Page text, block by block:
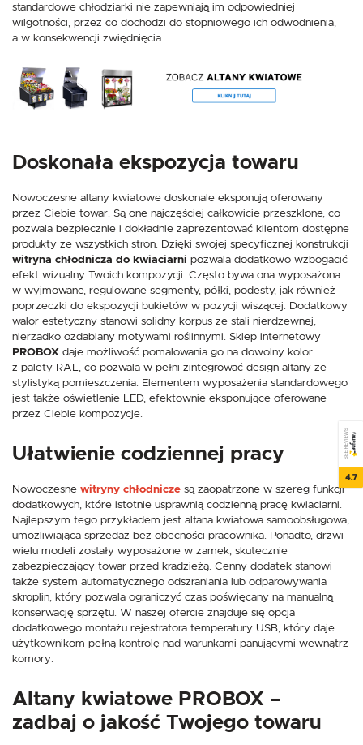
standardowe chłodziarki nie zapewniają im odpowiedniej
wilgotności, przez co dochodzi do stopniowego ich odwodnienia,
a w konsekwencji zwiędnięcia.
Doskonała ekspozycja towaru
Nowoczesne altany kwiatowe doskonale eksponują oferowany
przez Ciebie towar. Są one najczęściej całkowicie przeszklone, co
pozwala bezpiecznie i dokładnie zaprezentować klientom dostępne
produkty ze wszystkich stron. Dzięki swojej specyficznej konstrukcji
witryna chłodnicza do kwiaciarni pozwala dodatkowo wzbogacić
efekt wizualny Twoich kompozycji. Często bywa ona wyposażona
w wyjmowane, regulowane segmenty, półki, podesty, jak również
poprzeczki do ekspozycji bukietów w pozycji wiszącej. Dodatkowy
walor estetyczny stanowi solidny korpus ze stali nierdzewnej,
nierzadko ozdabiany motywami roślinnymi. Sklep internetowy
PROBOX daje możliwość pomalowania go na dowolny kolor
z palety RAL, co pozwala w pełni zintegrować design altany ze
stylistyką pomieszczenia. Elementem wyposażenia standardowego
jest także oświetlenie LED, efektownie eksponujące oferowane
przez Ciebie kompozycje.
Ułatwienie codziennej pracy
Nowoczesne witryny chłodnicze są zaopatrzone w szereg funkcji
dodatkowych, które istotnie usprawnią codzienną pracę kwiaciarni.
Najlepszym tego przykładem jest altana kwiatowa samoobsługowa,
umożliwiająca sprzedaż bez obecności pracownika. Ponadto, drzwi
wielu modeli zostały wyposażone w zamek, skutecznie
zabezpieczający towar przed kradzieżą. Cenny dodatek stanowi
także system automatycznego odszraniania lub odparowywania
skroplin, który pozwala ograniczyć czas poświęcany na manualną
konserwację sprzętu. W naszej ofercie znajduje się opcja
dodatkowego montażu rejestratora temperatury USB, który daje
użytkownikom pełną kontrolę nad warunkami panującymi wewnątrz
komory.
Altany kwiatowe PROBOX –
zadbaj o jakość Twojego towaru
SEE REVIEWS
4.7